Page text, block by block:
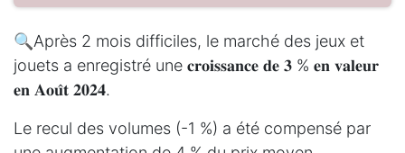
🔍Après 2 mois difficiles, le marché des jeux et
jouets a enregistré une 𝐜𝐫𝐨𝐢𝐬𝐬𝐚𝐧𝐜𝐞 𝐝𝐞 𝟑 % 𝐞𝐧 𝐯𝐚𝐥𝐞𝐮𝐫
𝐞𝐧 𝐀𝐨𝐮̂𝐭 𝟐𝟎𝟐𝟒.
Le recul des volumes (-1 %) a été compensé par